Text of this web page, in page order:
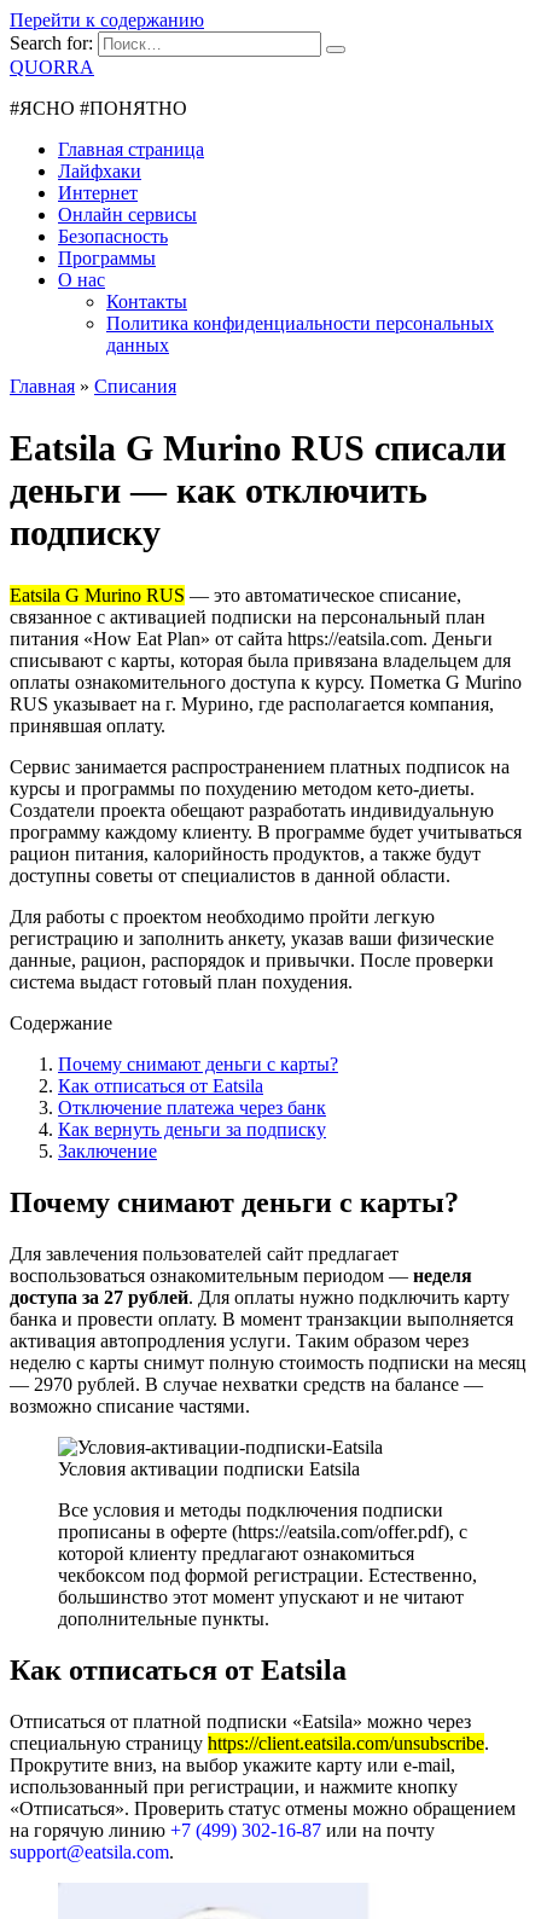
Перейти к содержанию
Search for:
QUORRA
#ЯСНО #ПОНЯТНО
Главная страница
Лайфхаки
Интернет
Онлайн сервисы
Безопасность
Программы
О нас
Контакты
Политика конфиденциальности персональных
данных
Главная » Списания
Eatsila G Murino RUS списали
деньги — как отключить
подписку
Eatsila G Murino RUS — это автоматическое списание,
связанное с активацией подписки на персональный план
питания «How Eat Plan» от сайта https://eatsila.com. Деньги
списывают с карты, которая была привязана владельцем для
оплаты ознакомительного доступа к курсу. Пометка G Murino
RUS указывает на г. Мурино, где располагается компания,
принявшая оплату.
Сервис занимается распространением платных подписок на
курсы и программы по похудению методом кето-диеты.
Создатели проекта обещают разработать индивидуальную
программу каждому клиенту. В программе будет учитываться
рацион питания, калорийность продуктов, а также будут
доступны советы от специалистов в данной области.
Для работы с проектом необходимо пройти легкую
регистрацию и заполнить анкету, указав ваши физические
данные, рацион, распорядок и привычки. После проверки
система выдаст готовый план похудения.
Содержание
Почему снимают деньги с карты?
Как отписаться от Eatsila
Отключение платежа через банк
Как вернуть деньги за подписку
Заключение
Почему снимают деньги с карты?
Для завлечения пользователей сайт предлагает
воспользоваться ознакомительным периодом — неделя
доступа за 27 рублей. Для оплаты нужно подключить карту
банка и провести оплату. В момент транзакции выполняется
активация автопродления услуги. Таким образом через
неделю с карты снимут полную стоимость подписки на месяц
— 2970 рублей. В случае нехватки средств на балансе —
возможно списание частями.
Условия активации подписки Eatsila
Все условия и методы подключения подписки
прописаны в оферте (https://eatsila.com/offer.pdf), с
которой клиенту предлагают ознакомиться
чекбоксом под формой регистрации. Естественно,
большинство этот момент упускают и не читают
дополнительные пункты.
Как отписаться от Eatsila
Отписаться от платной подписки «Eatsila» можно через
специальную страницу https://client.eatsila.com/unsubscribe.
Прокрутите вниз, на выбор укажите карту или e-mail,
использованный при регистрации, и нажмите кнопку
«Отписаться». Проверить статус отмены можно обращением
на горячую линию +7 (499) 302-16-87 или на почту
support@eatsila.com.